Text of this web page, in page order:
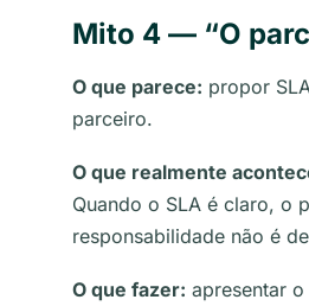
Mito 4 — “O
O que parece: propor
parceiro.
O que realmente
Quando o SLA é claro, o
responsabilidade não é
O que fazer: apresentar